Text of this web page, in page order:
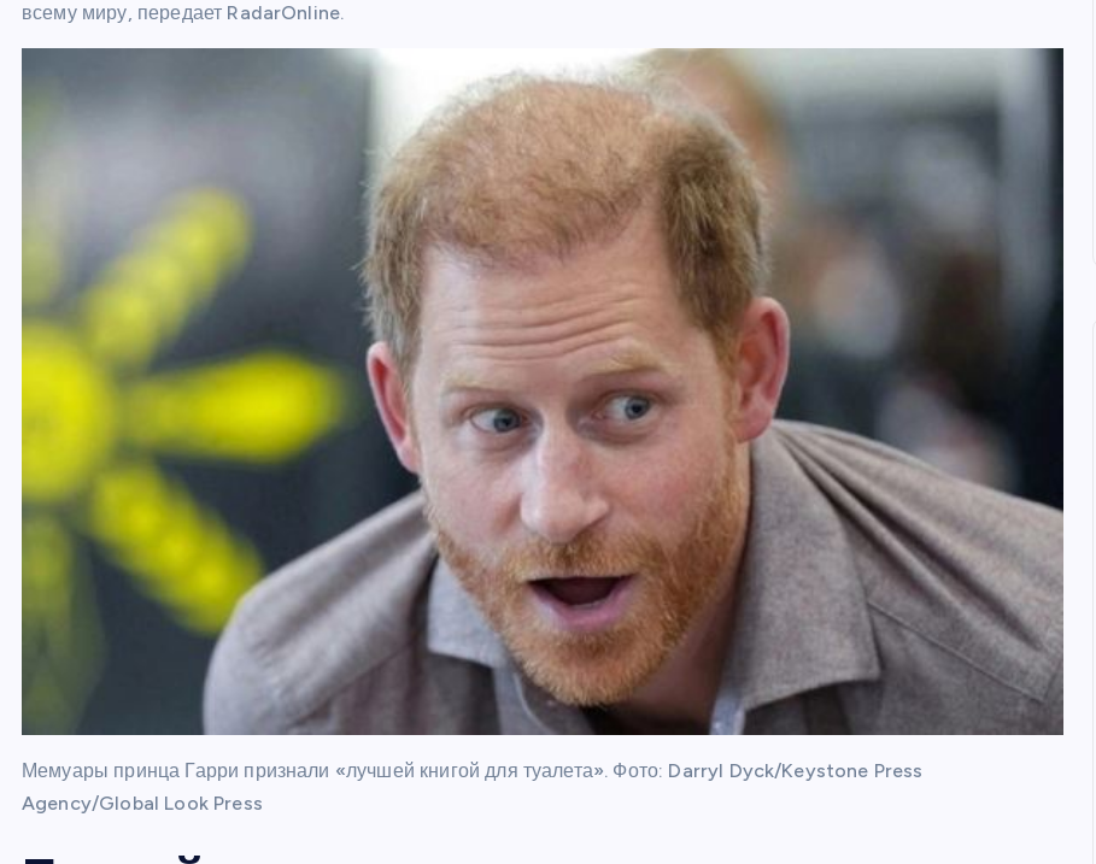
всему миру, передает RadarOnline.
Мемуары принца Гарри признали «лучшей книгой для туалета». Фото: Darryl Dyck/Keystone Press
Agency/Global Look Press
Райан Гослинг расписался в
любви к мыльным операм – и
сразу же получил предложение в
каст